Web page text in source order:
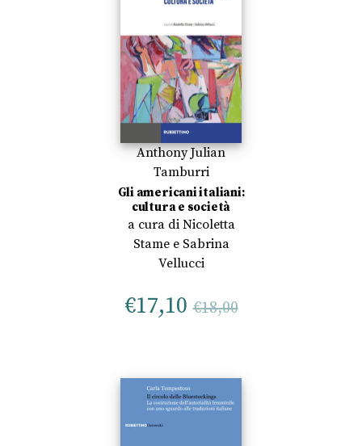
Anthony Julian
Tamburri
Gli americani italiani:
cultura e società
a cura di Nicoletta
Stamee Sabrina
Vellucci
€17,10 €18,00